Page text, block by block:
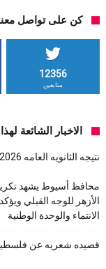
كن على تواصل
12356
متابعين
الاخبار الشائعة
نتيجه الثانويه العامه 2026 بالاسم ورقم الجلوس
محافظ أسيوط يشهد
الأزهر للوجه القبلي
الانتماء والوحدة الوطنية
قصيده شعريه عن